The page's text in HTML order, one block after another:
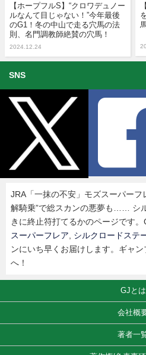
【ホープフルS】“クロワデュノー
ルなんて目じゃない！”今年最後
のG1！冬の中山で走る穴馬の法
則、名門調教師絶賛の穴馬！
2024.12.24
SNS
JRA「一抹の不安」モズスーパーフ
解騎乗”で総スカンの悪夢も…… シ
きに終止符打てるかのページです。
スーパーフレア
シルクロードステ
ンにいち早くお届けします。ギャ
へ！
GJとは
会社概
著者一